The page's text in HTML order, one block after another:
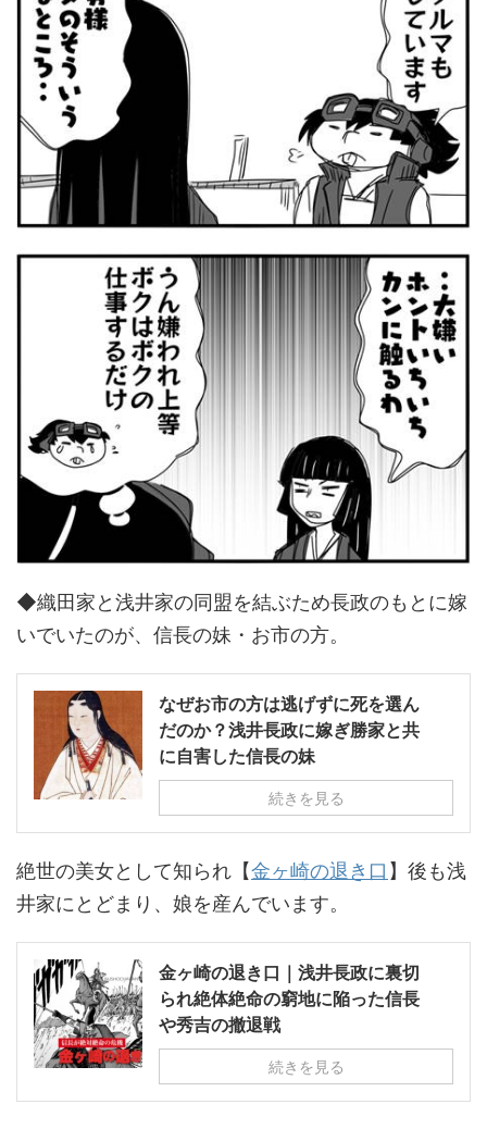
◆織田家と浅井家の同盟を結ぶため長政のもとに嫁
いでいたのが、信長の妹・お市の方。
なぜお市の方は逃げずに死を選ん
だのか？浅井長政に嫁ぎ勝家と共
に自害した信長の妹
続きを見る
絶世の美女として知られ【金ヶ崎の退き口 】後も浅
井家にとどまり、娘を産んでいます。
金ヶ崎の退き口｜浅井長政に裏切
られ絶体絶命の窮地に陥った信長
や秀吉の撤退戦
続きを見る